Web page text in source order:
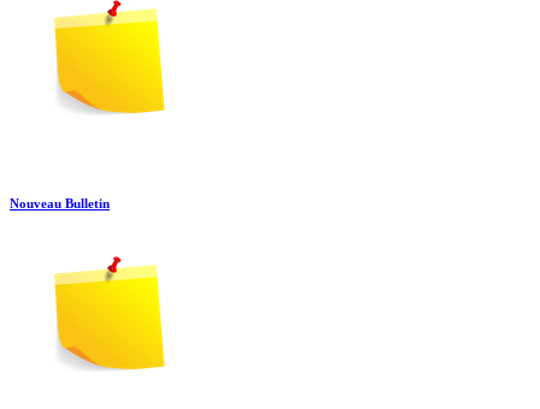
Nouveau Bulletin